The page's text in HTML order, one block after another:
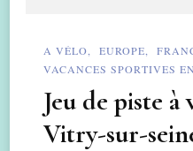
A VÉLO EUROPE
VACANCES SPORTIVES
Jeu de piste
Vitry-sur-